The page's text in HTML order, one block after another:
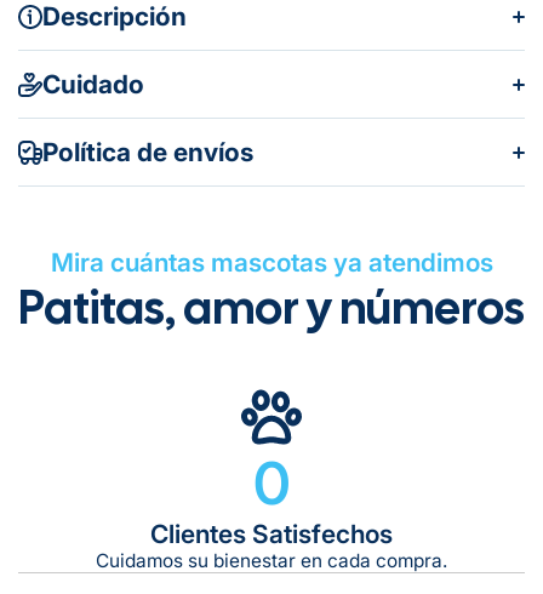
Descripción
Cuidado
Política de envíos
Gratuito en todos los pedidos
Tiempo de entrega estimado: 5 a 7 días hábiles
Gratis en compras de $599 o más
Mira cuántas mascotas ya atendimos
Patitas, amor y números
0
Clientes Satisfechos
Cuidamos su bienestar en cada compra.